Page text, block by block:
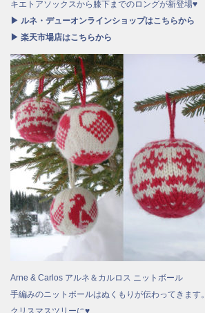
キエトアソックスから膝下までのロングが新登場♥
▶ ルネ・デューオンラインショップはこちらから
▶ 楽天市場店はこちらから
Arne & Carlos アルネ＆カルロス ニットボール
手編みのニットボールはぬくもりが伝わってきます。
クリスマスツリーに♥